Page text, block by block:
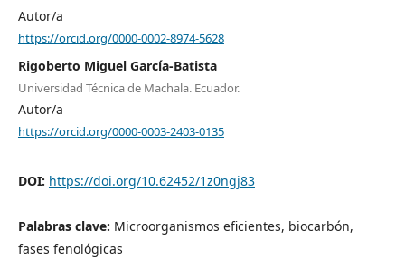
Autor/a
https://orcid.org/0000-0002-8974-5628
Rigoberto Miguel García-Batista
Universidad Técnica de Machala. Ecuador.
Autor/a
https://orcid.org/0000-0003-2403-0135
DOI: https://doi.org/10.62452/1z0ngj83
Palabras clave: Microorganismos eficientes, biocarbón,
fases fenológicas